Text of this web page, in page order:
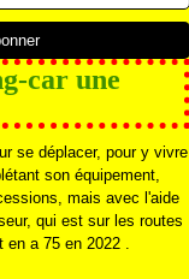
car une
se déplacer, pour y vivre
son équipement,
mais avec l'aide
qui est sur les routes
en a 75 en 2022 .